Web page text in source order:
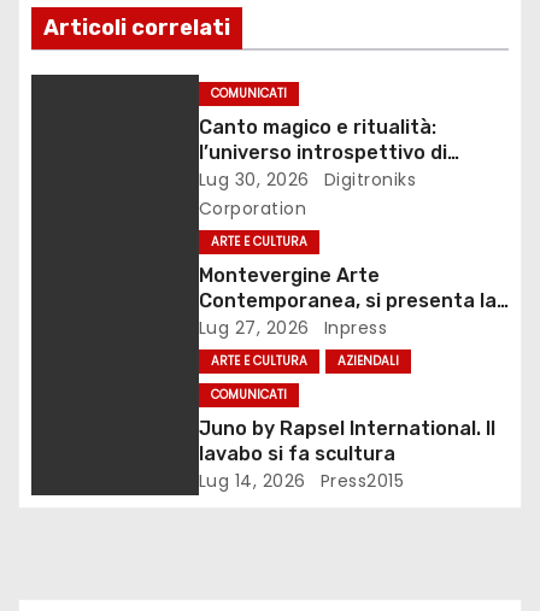
o
n
l
Articoli correlati
COMUNICATI
Canto magico e ritualità:
l’universo introspettivo di
Lilinanna
Lug 30, 2026
Digitroniks
Corporation
ARTE E CULTURA
Montevergine Arte
Contemporanea, si presenta la
monografia dedicata a Eliana
Adorno
Lug 27, 2026 Inpress
ARTE E CULTURA
AZIENDALI
COMUNICATI
Juno by Rapsel International. Il
lavabo si fa scultura
Lug 14, 2026 Press2015